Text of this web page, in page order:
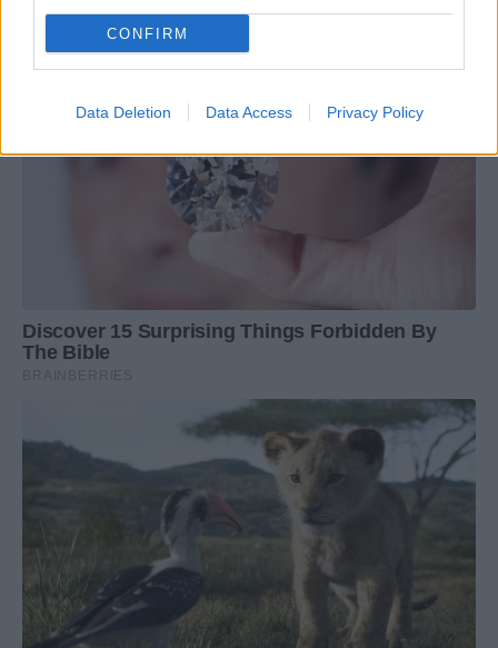
CONFIRM
Data Deletion Data Access Privacy Policy